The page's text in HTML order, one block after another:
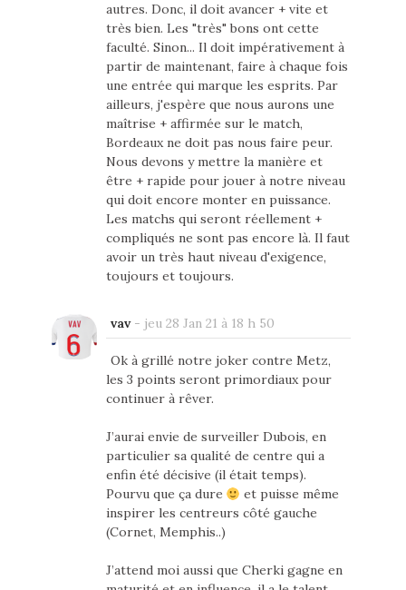
autres. Donc, il doit avancer + vite et
très bien. Les "très" bons ont cette
faculté. Sinon... Il doit impérativement à
partir de maintenant, faire à chaque fois
une entrée qui marque les esprits. Par
ailleurs, j'espère que nous aurons une
maîtrise + affirmée sur le match,
Bordeaux ne doit pas nous faire peur.
Nous devons y mettre la manière et
être + rapide pour jouer à notre niveau
qui doit encore monter en puissance.
Les matchs qui seront réellement +
compliqués ne sont pas encore là. Il faut
avoir un très haut niveau d'exigence,
toujours et toujours.
vav- jeu 28 Jan 21 à 18 h 50
Ok à grillé notre joker contre Metz,
les 3 points seront primordiaux pour
continuer à rêver.
J’aurai envie de surveiller Dubois, en
particulier sa qualité de centre qui a
enfin été décisive (il était temps).
Pourvu que ça dure
et puisse même
inspirer les centreurs côté gauche
(Cornet, Memphis..)
J’attend moi aussi que Cherki gagne en